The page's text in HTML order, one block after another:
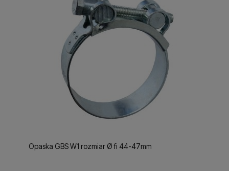
Opaska GBS W1 rozmiar Ø fi 44-47mm